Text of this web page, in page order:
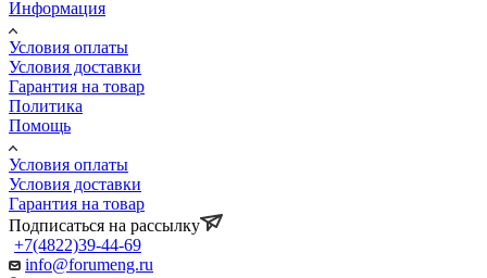
Информация
Условия оплаты
Условия доставки
Гарантия на товар
Политика
Помощь
Условия оплаты
Условия доставки
Гарантия на товар
Подписаться на рассылку
+7(4822)39-44-69
info@forumeng.ru